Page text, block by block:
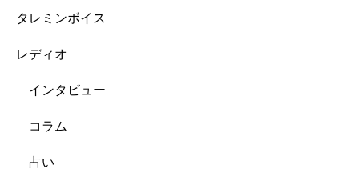
タレミンボイス
レディオ
インタビュー
コラム
占い